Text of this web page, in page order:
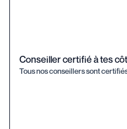
Conseiller certifié à tes
Tous nos conseillers sont